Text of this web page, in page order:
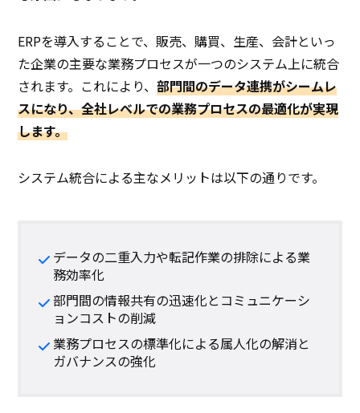
ERPを導入することで、販売、購買、生産、会計といっ
た企業の主要な業務プロセスが一つのシステム上に統合
されます。これにより、部門間のデータ連携がシームレ
スになり、全社レベルでの業務プロセスの最適化が実現
します。
システム統合による主なメリットは以下の通りです。
データの二重入力や転記作業の排除による業
務効率化
部門間の情報共有の迅速化とコミュニケーシ
ョンコストの削減
業務プロセスの標準化による属人化の解消と
ガバナンスの強化